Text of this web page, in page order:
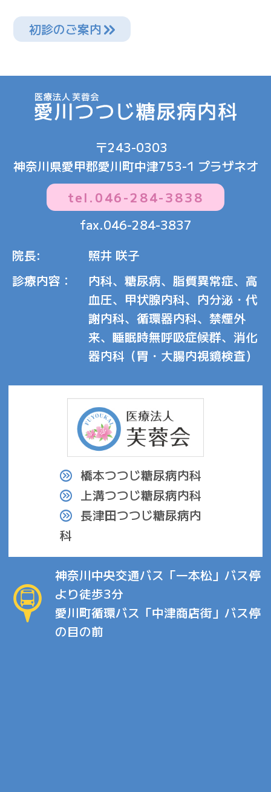
初診のご案内
〒243-0303
神奈川県愛甲郡愛川町中津753-1 プラザネオ
tel. 046-284-3838
fax.046-284-3837
院長:
照井 咲子
診療内容：
内科、糖尿病、脂質異常症、高
血圧、甲状腺内科、内分泌・代
謝内科、循環器内科、禁煙外
来、睡眠時無呼吸症候群、消化
器内科（胃・大腸内視鏡検査）
橋本つつじ糖尿病内科
上溝つつじ糖尿病内科
長津田つつじ糖尿病内
科
神奈川中央交通バス「一本松」バス停
より徒歩3分
愛川町循環バス「中津商店街」バス停
の目の前